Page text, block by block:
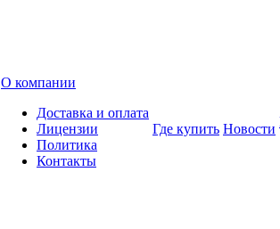
О компании
Доставка и оплата
Лицензии
Политика
Контакты
Где купить Новости